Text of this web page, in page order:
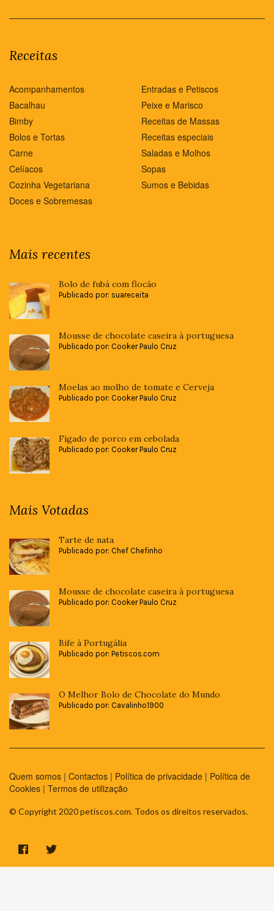
Receitas
Acompanhamentos
Bacalhau
Bimby
Bolos e Tortas
Carne
Celíacos
Cozinha Vegetariana
Doces e Sobremesas
Entradas e Petiscos
Peixe e Marisco
Receitas de Massas
Receitas especiais
Saladas e Molhos
Sopas
Sumos e Bebidas
Mais recentes
Bolo de fubá com flocão
Publicado por: suareceita
Mousse de chocolate caseira à portuguesa
Publicado por: Cooker Paulo Cruz
Moelas ao molho de tomate e Cerveja
Publicado por: Cooker Paulo Cruz
Fígado de porco em cebolada
Publicado por: Cooker Paulo Cruz
Mais Votadas
Tarte de nata
Publicado por: Chef Chefinho
Mousse de chocolate caseira à portuguesa
Publicado por: Cooker Paulo Cruz
Bife à Portugália
Publicado por: Petiscos.com
O Melhor Bolo de Chocolate do Mundo
Publicado por: Cavalinho1900
Quem somos | Contactos | Política de privacidade | Política de
Cookies | Termos de utilização
© Copyright 2020 petiscos.com. Todos os direitos reservados.